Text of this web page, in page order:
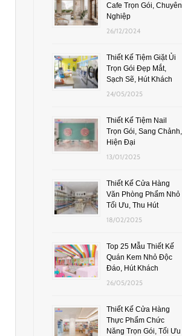
Cafe Trọn Gói, Chuyên
Nghiệp
26/12/2024
Thiết Kế Tiệm Giặt Ủi
Trọn Gói Đẹp Mắt,
Sạch Sẽ, Hút Khách
24/05/2025
Thiết Kế Tiệm Nail
Trọn Gói, Sang Chảnh,
Hiện Đại
13/01/2025
Thiết Kế Cửa Hàng
Văn Phòng Phẩm Nhỏ
Tối Ưu, Thu Hút
18/02/2025
Top 25 Mẫu Thiết Kế
Quán Kem Nhỏ Độc
Đáo, Hút Khách
26/05/2025
Thiết Kế Cửa Hàng
Thực Phẩm Chức
Năng Trọn Gói, Tối Ưu